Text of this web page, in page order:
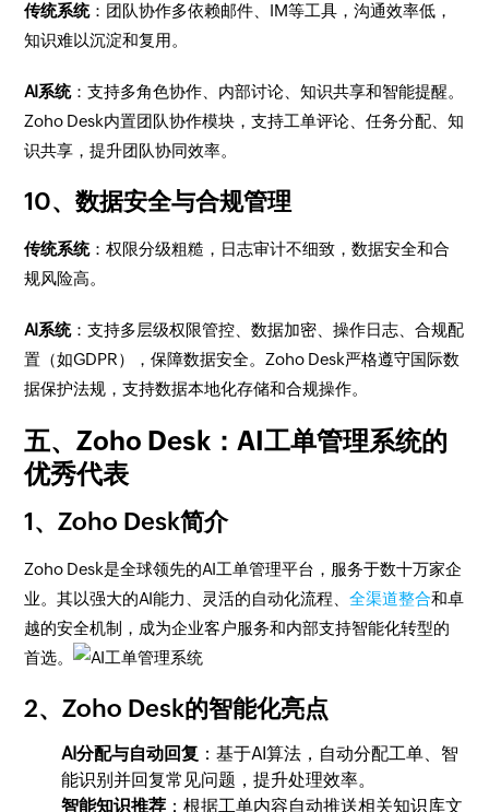
传统系统：团队协作多依赖邮件、IM等工具，沟通效率低，
知识难以沉淀和复用。
AI系统：支持多角色协作、内部讨论、知识共享和智能提醒。
Zoho Desk内置团队协作模块，支持工单评论、任务分配、知
识共享，提升团队协同效率。
10、数据安全与合规管理
传统系统：权限分级粗糙，日志审计不细致，数据安全和合
规风险高。
AI系统：支持多层级权限管控、数据加密、操作日志、合规配
置（如GDPR），保障数据安全。Zoho Desk严格遵守国际数
据保护法规，支持数据本地化存储和合规操作。
五、Zoho Desk：AI工单管理系统的
优秀代表
1、Zoho Desk简介
Zoho Desk是全球领先的AI工单管理平台，服务于数十万家企
业。其以强大的AI能力、灵活的自动化流程、全渠道整合和卓
越的安全机制，成为企业客户服务和内部支持智能化转型的
首选。
2、Zoho Desk的智能化亮点
AI分配与自动回复 ：基于AI算法，自动分配工单、智
能识别并回复常见问题，提升处理效率。
智能知识推荐 ：根据工单内容自动推送相关知识库文